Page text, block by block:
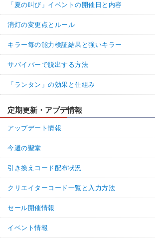
「夏の叫び」イベントの開催日と内容
消灯の変更点とルール
キラー毎の能力検証結果と強いキラー
サバイバーで脱出する方法
「ランタン」の効果と仕組み
定期更新・アプデ情報
アップデート情報
今週の聖堂
引き換えコード配布状況
クリエイターコード一覧と入力方法
セール開催情報
イベント情報